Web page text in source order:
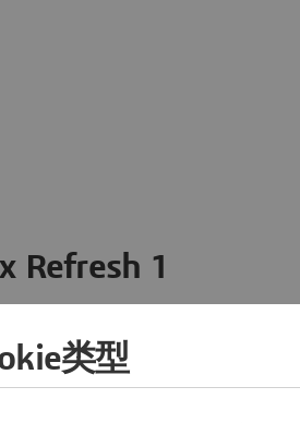
Refresh 1
类型